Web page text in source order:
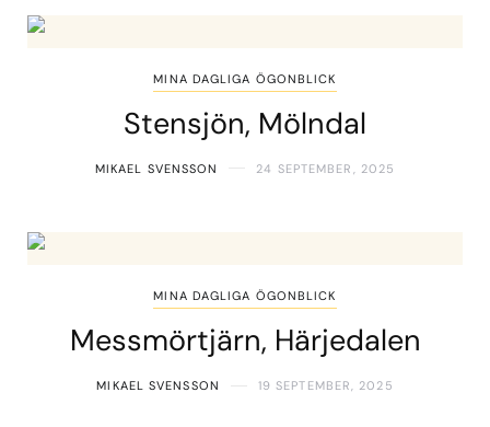
MINA DAGLIGA ÖGONBLICK
Stensjön, Mölndal
MIKAEL SVENSSON 24 SEPTEMBER, 2025
MINA DAGLIGA ÖGONBLICK
Messmörtjärn, Härjedalen
MIKAEL SVENSSON 19 SEPTEMBER, 2025